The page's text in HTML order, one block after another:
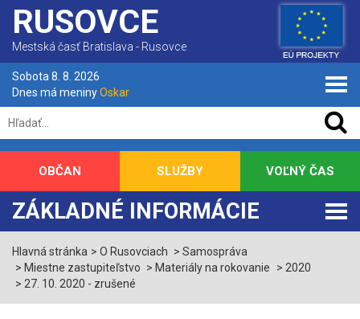
RUSOVCE
Mestská časť Bratislava - Rusovce
Sobota 8. 8. 2026
Dnes má meninyOskar
ZÁKLADNÉ INFORMÁCIE
OBČAN SLUŽBY VOĽNÝ ČAS
Hlavná stránka O Rusovciach
Samospráva
Miestne zastupiteľstvo
Materiály na rokovanie
2020
27. 10. 2020 - zrušené